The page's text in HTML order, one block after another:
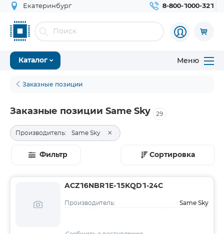
Екатеринбург 8-800-1000-321
Каталог Меню
Заказные позиции
Заказные позиции Same Sky 29
Производитель: Same Sky ×
Фильтр Сортировка
ACZ16NBR1E-15KQD1-24C
Производитель: Same Sky